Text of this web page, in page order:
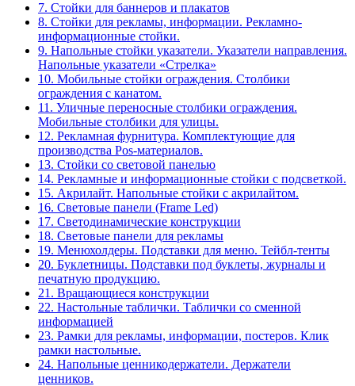
7. Стойки для баннеров и плакатов
8. Стойки для рекламы, информации. Рекламно-
информационные стойки.
9. Напольные стойки указатели. Указатели направления.
Напольные указатели «Стрелка»
10. Мобильные стойки ограждения. Столбики
ограждения с канатом.
11. Уличные переносные столбики ограждения.
Мобильные столбики для улицы.
12. Рекламная фурнитура. Комплектующие для
производства Pos-материалов.
13. Стойки со световой панелью
14. Рекламные и информационные стойки с подсветкой.
15. Акрилайт. Напольные стойки с акрилайтом.
16. Световые панели (Frame Led)
17. Светодинамические конструкции
18. Световые панели для рекламы
19. Менюхолдеры. Подставки для меню. Тейбл-тенты
20. Буклетницы. Подставки под буклеты, журналы и
печатную продукцию.
21. Вращающиеся конструкции
22. Настольные таблички. Таблички со сменной
информацией
23. Рамки для рекламы, информации, постеров. Клик
рамки настольные.
24. Напольные ценникодержатели. Держатели
ценников.